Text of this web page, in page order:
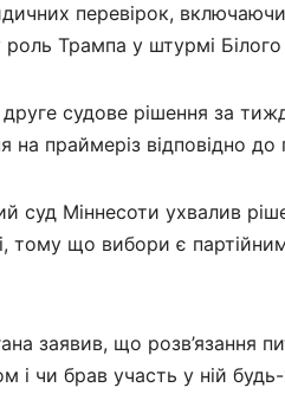
перевірок,
Трампа у штурмі
судове рішення за
на праймеріз відповідно
суд Міннесоти ухвалив
тому що вибори є
заявив, що розв’язання
і чи брав участь у ній